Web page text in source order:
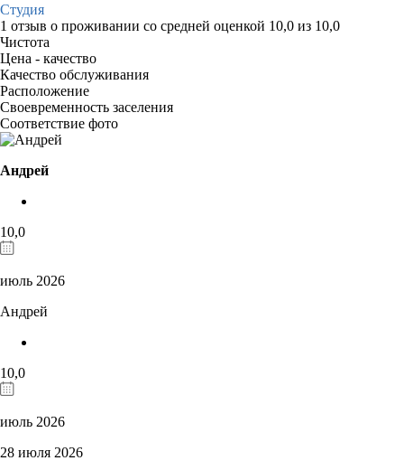
Студия
1 отзыв о проживании со средней оценкой 10,0 из 10,0
Чистота
Цена - качество
Качество обслуживания
Расположение
Своевременность заселения
Соответствие фото
Андрей
10,0
июль 2026
Андрей
10,0
июль 2026
28 июля 2026